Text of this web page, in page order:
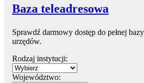
Baza teleadresowa
Sprawdź darmowy dostęp do pełnej
urzędów.
Rodzaj instytucji:
Województwo: